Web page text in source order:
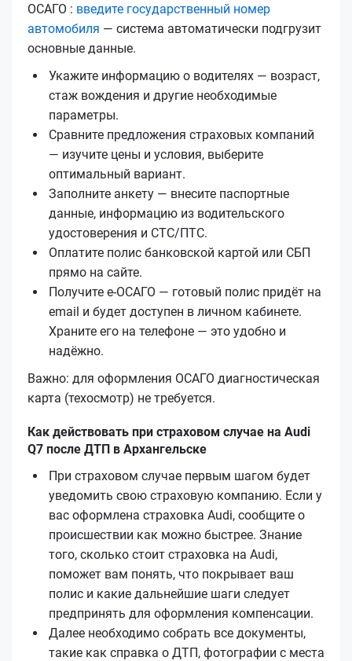
ОСАГО : введите государственный номер
автомобиля — система автоматически подгрузит
основные данные.
Укажите информацию о водителях — возраст,
стаж вождения и другие необходимые
параметры.
Сравните предложения страховых компаний
— изучите цены и условия, выберите
оптимальный вариант.
Заполните анкету — внесите паспортные
данные, информацию из водительского
удостоверения и СТС/ПТС.
Оплатите полис банковской картой или СБП
прямо на сайте.
Получите е‑ОСАГО — готовый полис придёт на
email и будет доступен в личном кабинете.
Храните его на телефоне — это удобно и
надёжно.
Важно: для оформления ОСАГО диагностическая
карта (техосмотр) не требуется.
Как действовать при страховом случае на Audi
Q7 после ДТП в Архангельске
При страховом случае первым шагом будет
уведомить свою страховую компанию. Если у
вас оформлена страховка Audi, сообщите о
происшествии как можно быстрее. Знание
того, сколько стоит страховка на Audi,
поможет вам понять, что покрывает ваш
полис и какие дальнейшие шаги следует
предпринять для оформления компенсации.
Далее необходимо собрать все документы,
такие как справка о ДТП, фотографии с места